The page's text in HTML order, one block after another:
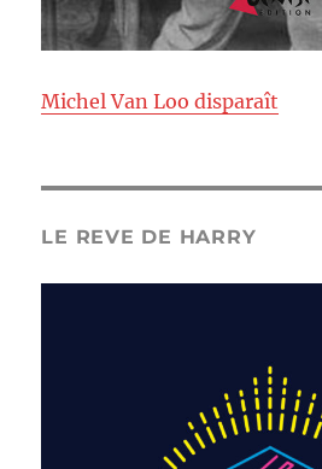
Michel Van Loo disparaît
LE REVE DE HARRY